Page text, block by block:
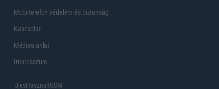
Mobiltelefon védelem és biztonság
Kapcsolat
Médiaajánlat
Impresszum
UjesHasznaltGSM